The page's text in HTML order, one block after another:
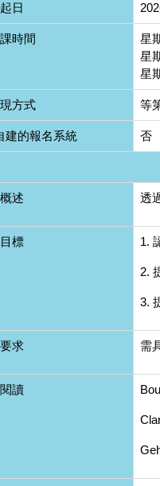
日
時間
星
星
星
方式 等
建的報名系統 否
述 透
標 1.
2.
3.
求 需
讀